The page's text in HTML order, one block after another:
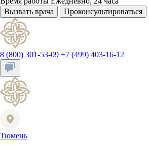
Вызвать врача
Проконсультироваться
8 (800) 301-53-09 +7 (499) 403-16-12
Тюмень